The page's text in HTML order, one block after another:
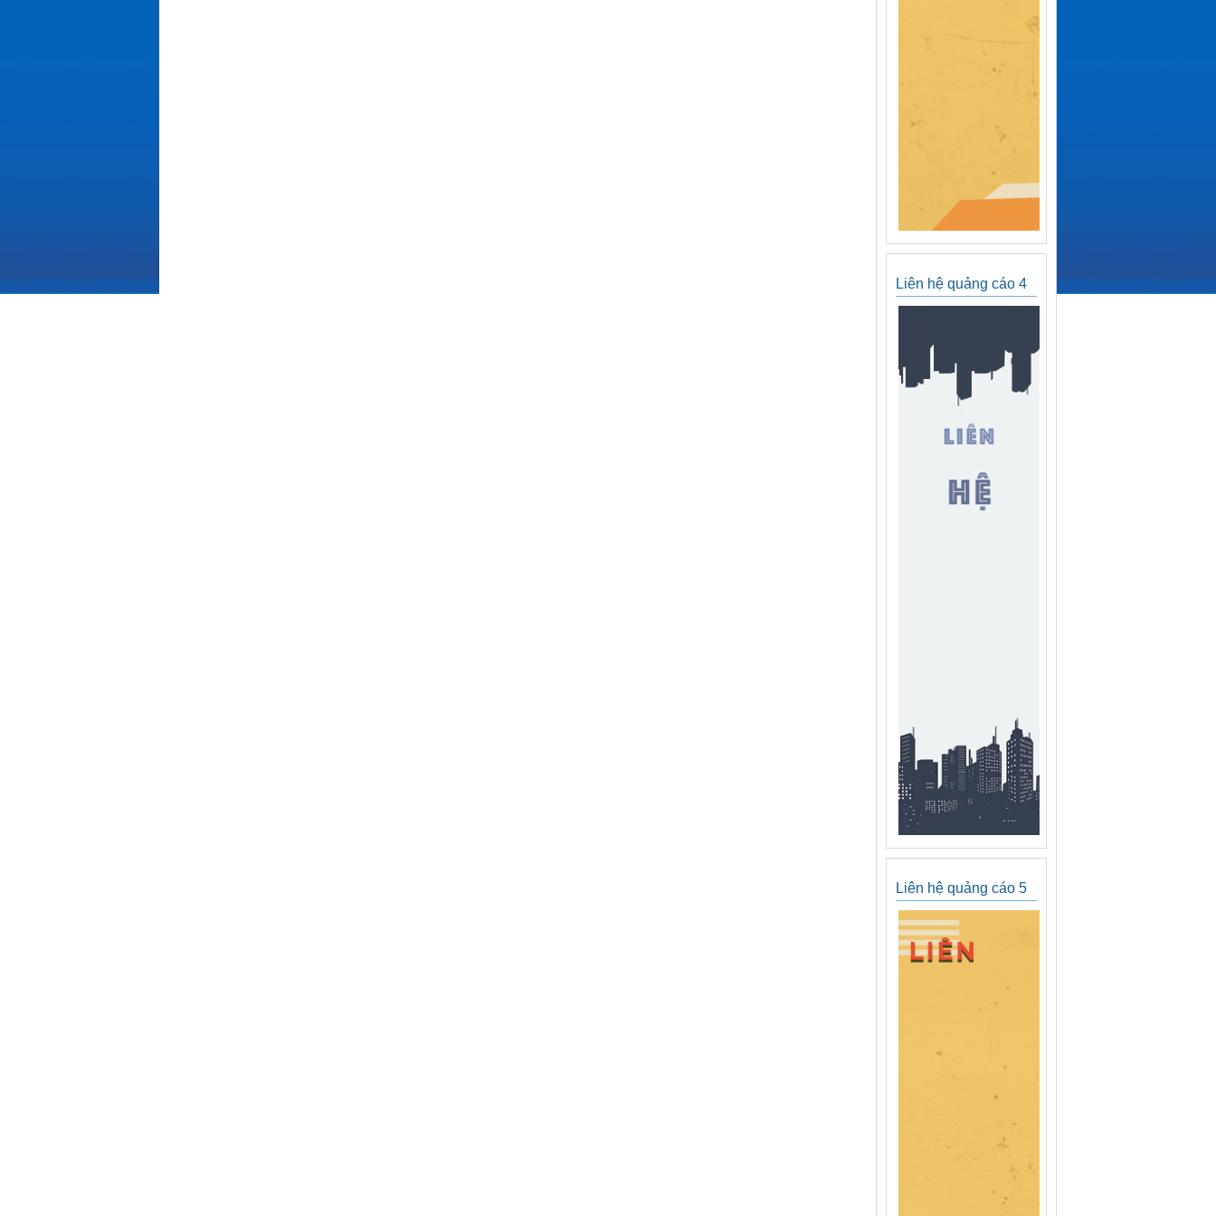
Liên hệ quảng cáo 4
Liên hệ quảng cáo 5